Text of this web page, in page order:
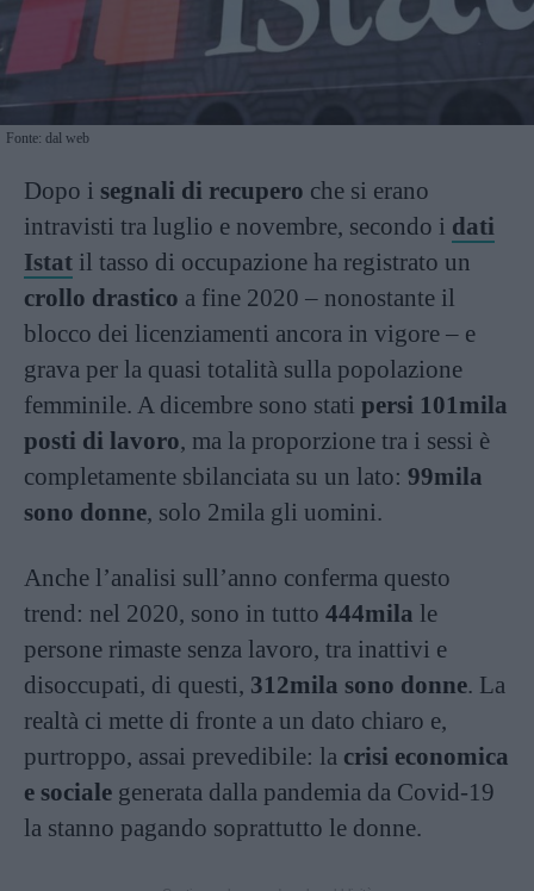
Fonte: dal web
Dopo i segnali di recupero che si erano
intravisti tra luglio e novembre, secondo i dati
Istat il tasso di occupazione ha registrato un
crollo drastico a fine 2020 – nonostante il
blocco dei licenziamenti ancora in vigore – e
grava per la quasi totalità sulla popolazione
femminile. A dicembre sono stati persi 101mila
posti di lavoro, ma la proporzione tra i sessi è
completamente sbilanciata su un lato: 99mila
sono donne, solo 2mila gli uomini.
Anche l’analisi sull’anno conferma questo
trend: nel 2020, sono in tutto 444mila le
persone rimaste senza lavoro, tra inattivi e
disoccupati, di questi, 312mila sono donne. La
realtà ci mette di fronte a un dato chiaro e,
purtroppo, assai prevedibile: la crisi economica
e sociale generata dalla pandemia da Covid-19
la stanno pagando soprattutto le donne.